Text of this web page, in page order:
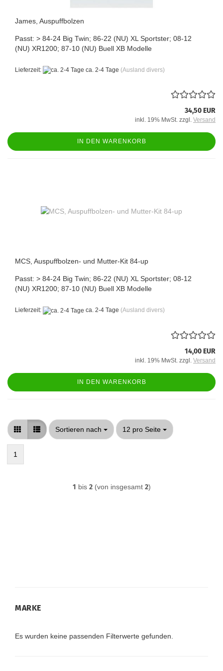
James, Auspuffbolzen
Passt: > 84-24 Big Twin; 86-22 (NU) XL Sportster; 08-12
(NU) XR1200; 87-10 (NU) Buell XB Modelle
Lieferzeit: ca. 2-4 Tage (Ausland divers)
34,50 EUR
inkl. 19% MwSt. zzgl. Versand
IN DEN WARENKORB
MCS, Auspuffbolzen- und Mutter-Kit 84-up
Passt: > 84-24 Big Twin; 86-22 (NU) XL Sportster; 08-12
(NU) XR1200; 87-10 (NU) Buell XB Modelle
Lieferzeit: ca. 2-4 Tage (Ausland divers)
14,00 EUR
inkl. 19% MwSt. zzgl. Versand
IN DEN WARENKORB
Sortieren nach
Sortieren nach 12 pro Seite
pro Seite
1
1 bis 2(von insgesamt 2)
MARKE
MARKE
Es wurden keine passenden Filterwerte gefunden.